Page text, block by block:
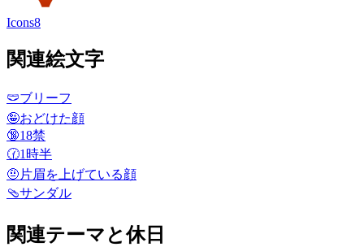
Icons8
関連絵文字
🩲ブリーフ
🤪おどけた顔
🔞18禁
🕜1時半
🤨 片眉を上げている顔
🩴サンダル
関連テーマと休日